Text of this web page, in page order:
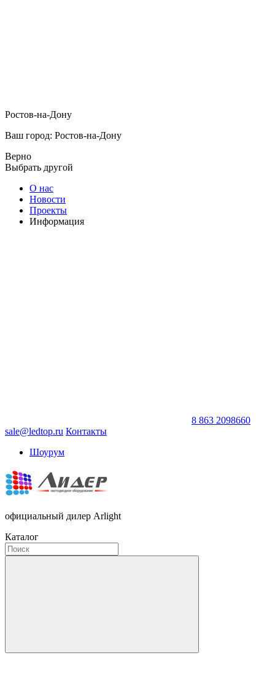
Ростов-на-Дону
Ваш город: Ростов-на-Дону
Верно
Выбрать другой
О нас
Новости
Проекты
Информация
8 863 2098660
sale@ledtop.ru Контакты
Шоурум
официальный дилер Arlight
Каталог